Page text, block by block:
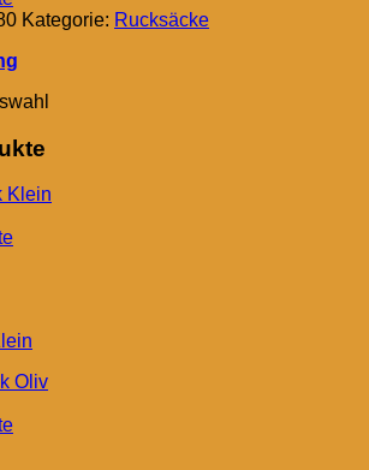
Kategorie: Rucksäcke